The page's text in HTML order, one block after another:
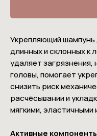
Укрепляющий
длинных и склонных к
удаляет загрязнения,
головы, помогает
снизить риск
расчёсывании и
мягкими, эластичными
Активные